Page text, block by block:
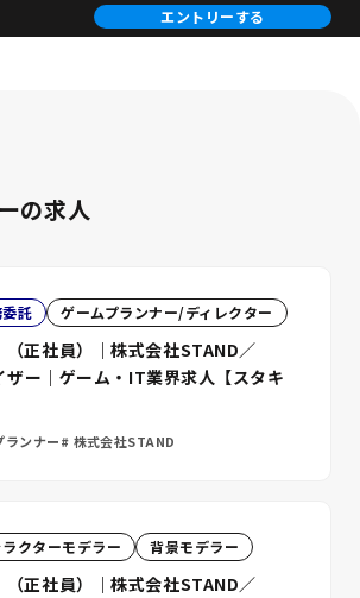
エントリーする
の求人
託 ゲームプランナー/ディレクター
（正社員）｜株式会社STAND／
ー｜ゲーム・IT業界求人【スタキ
ランナー 株式会社STAND
クターモデラー 背景モデラー
（正社員）｜株式会社STAND／